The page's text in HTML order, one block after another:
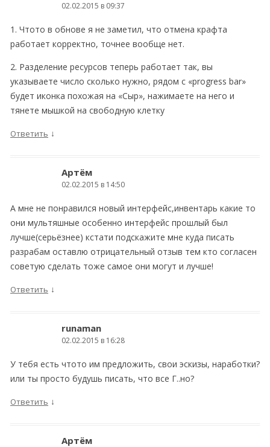
02.02.2015 в 09:37
1. Чтото в обнове я не заметил, что отмена крафта
работает корректно, точнее вообще нет.
2. Разделение ресурсов теперь работает так, вы
указываете число сколько нужно, рядом с «progress bar»
будет иконка похожая на «Сыр», нажимаете на него и
тянете мышкой на свободную клетку
Ответить ↓
Артём
02.02.2015 в 14:50
А мне не понравился новый интерфейс,инвентарь какие то
они мультяшные особенно интерфейс прошлый был
лучше(серьёзнее) кстати подскажите мне куда писать
разрабам оставлю отрицательный отзыв тем кто согласен
советую сделать тоже самое они могут и лучше!
Ответить ↓
runaman
02.02.2015 в 16:28
У тебя есть чтото им предложить, свои эскизы, наработки?
или ты просто будушь писать, что все Г..но?
Ответить ↓
Артём